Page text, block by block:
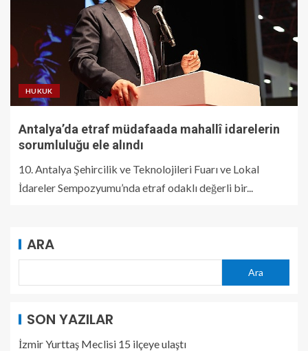
HUKUK
Antalya’da etraf müdafaada mahallî idarelerin
sorumluluğu ele alındı
10. Antalya Şehircilik ve Teknolojileri Fuarı ve Lokal
İdareler Sempozyumu’nda etraf odaklı değerli bir...
ARA
Ara
SON YAZILAR
İzmir Yurttaş Meclisi 15 ilçeye ulaştı